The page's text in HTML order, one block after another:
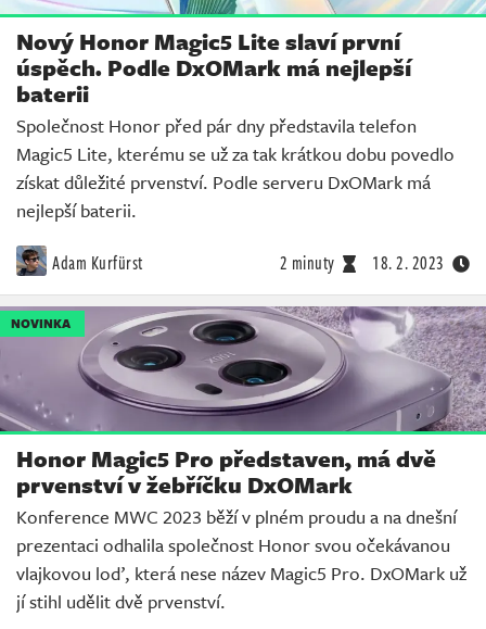
Nový Honor Magic5 Lite slaví první
úspěch. Podle DxOMark má nejlepší
baterii
Společnost Honor před pár dny představila telefon
Magic5 Lite, kterému se už za tak krátkou dobu povedlo
získat důležité prvenství. Podle serveru DxOMark má
nejlepší baterii.
Adam Kurfürst 2 minuty 18. 2. 2023
NOVINKA
Honor Magic5 Pro představen, má dvě
prvenství v žebříčku DxOMark
Konference MWC 2023 běží v plném proudu a na dnešní
prezentaci odhalila společnost Honor svou očekávanou
vlajkovou loď, která nese název Magic5 Pro. DxOMark už
jí stihl udělit dvě prvenství.